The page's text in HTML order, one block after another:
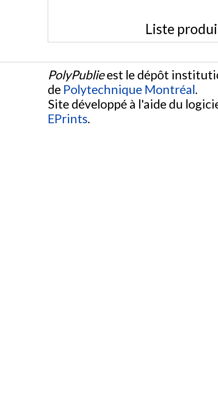
Liste
PolyPublieest le dépôt
de Polytechnique Montréal.
Site développé à l'aide du
EPrints.